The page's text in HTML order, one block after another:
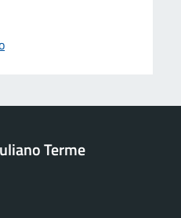
Terme